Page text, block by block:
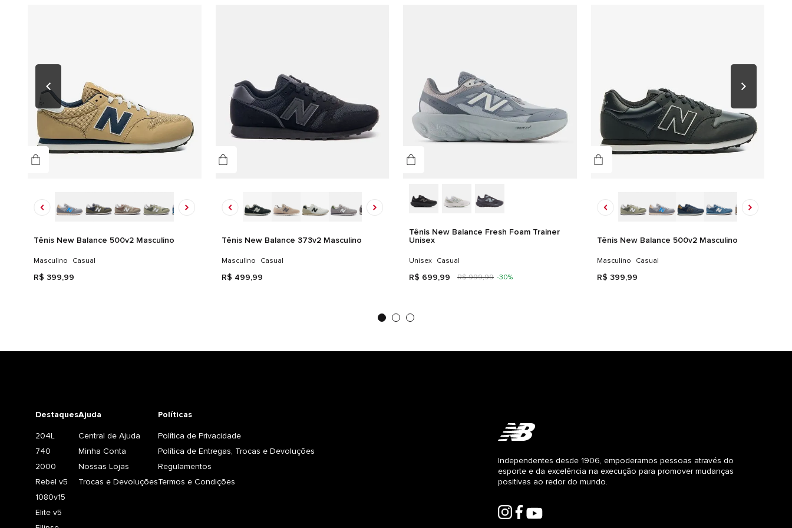
Tênis New Balance 500v2 Masculino
Masculino Casual
R$ 399,99
Tênis New Balance 373v2 Masculino
Masculino Casual
R$ 499,99
Tênis New Balance Fresh Foam Trainer
Unisex
Unisex Casual
R$ 699,99 R$ 999,99 -30%
Tênis New Balance 500v2 Masculino
Masculino Casual
R$ 399,99
Destaques
204L
740
2000
Rebel v5
1080v15
Elite v5
Ajuda
Central de Ajuda
Minha Conta
Nossas Lojas
Trocas e Devoluções
Políticas
Política de Privacidade
Política de Entregas, Trocas e Devoluções
Regulamentos
Termos e Condições
Independentes desde 1906, empoderamos pessoas através do
esporte e da excelência na execução para promover mudanças
positivas ao redor do mundo.